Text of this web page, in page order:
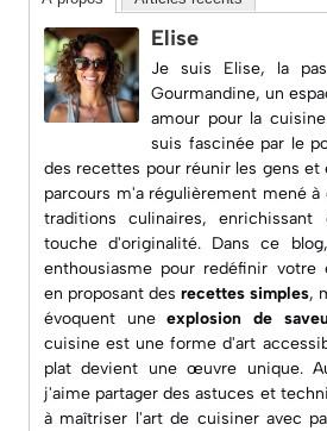
Elise
Je suis Elise, la
Gourmandine, un
amour pour la
suis fascinée par le
des recettes pour réunir les gens et
parcours m'a régulièrement mené à
traditions culinaires, enrichissant
touche d'originalité. Dans ce
enthousiasme pour redéfinir votre
en proposant des recettes simples,
évoquent uneexplosion de
cuisine est une forme d'art
plat devient une œuvre unique.
j'aime partager des astuces et
à maîtriser l'art de cuisiner avec